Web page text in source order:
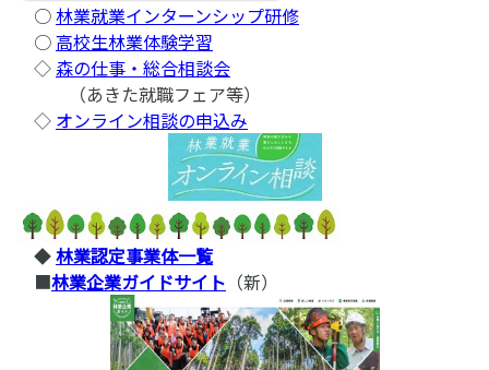
○林業就業インターンシップ研修
○高校生林業体験学習
◇森の仕事・総合相談会
（あきた就職フェア等）
◇ オンライン相談の申込み
◆林業認定事業体一覧
■林業企業ガイドサイト （新）